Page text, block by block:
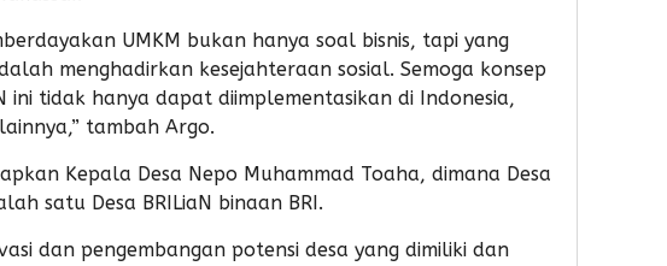
UMKM bukan hanya soal bisnis, tapi yang
menghadirkan kesejahteraan sosial. Semoga konsep
ini tidak hanya dapat diimplementasikan di Indonesia,
tambah Argo.
Kepala Desa Nepo Muhammad Toaha, dimana Desa
satu Desa BRILiaN binaan BRI.
dan pengembangan potensi desa yang dimiliki dan